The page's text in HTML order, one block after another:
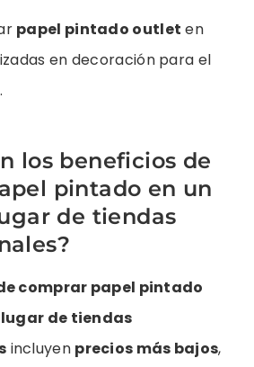
papel pintado outlet en
en decoración para el
los beneficios de
pintado en un
de tiendas
comprar papel pintado
de tiendas
incluyen precios más bajos,